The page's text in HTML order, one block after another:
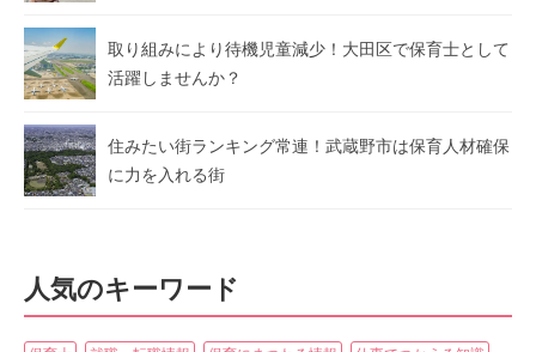
取り組みにより待機児童減少！大田区で保育士として
活躍しませんか？
住みたい街ランキング常連！武蔵野市は保育人材確保
に力を入れる街
人気のキーワード